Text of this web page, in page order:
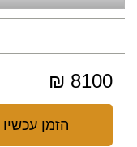
8100 ₪
הזמן עכשיו